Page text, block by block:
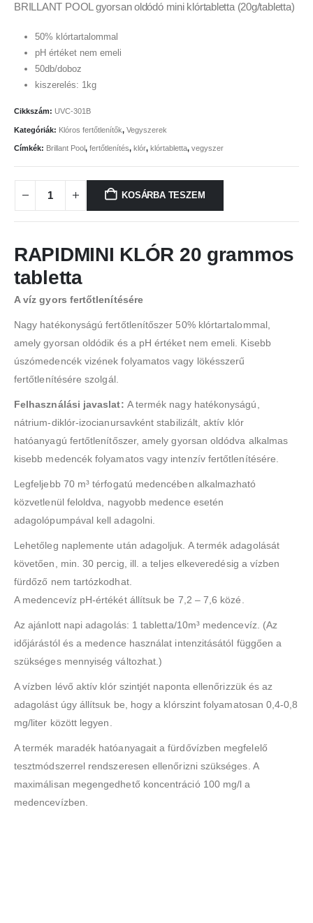
BRILLANT POOL gyorsan oldódó mini klórtabletta (20g/tabletta)
50% klórtartalommal
pH értéket nem emeli
50db/doboz
kiszerelés: 1kg
Cikkszám: UVC-301B
Kategóriák: Klóros fertőtlenítők, Vegyszerek
Címkék: Brillant Pool, fertőtlenítés, klór, klórtabletta, vegyszer
KOSÁRBA TESZEM
RAPIDMINI KLÓR 20 grammos
tabletta
A víz gyors fertőtlenítésére
Nagy hatékonyságú fertőtlenítőszer 50% klórtartalommal,
amely gyorsan oldódik és a pH értéket nem emeli. Kisebb
úszómedencék vizének folyamatos vagy lökésszerű
fertőtlenítésére szolgál.
Felhasználási javaslat: A termék nagy hatékonyságú,
nátrium-diklór-izocianursavként stabilizált, aktív klór
hatóanyagú fertőtlenítőszer, amely gyorsan oldódva alkalmas
kisebb medencék folyamatos vagy intenzív fertőtlenítésére.
Legfeljebb 70 m³ térfogatú medencében alkalmazható
közvetlenül feloldva, nagyobb medence esetén
adagolópumpával kell adagolni.
Lehetőleg naplemente után adagoljuk. A termék adagolását
követően, min. 30 percig, ill. a teljes elkeveredésig a vízben
fürdőző nem tartózkodhat.
A medencevíz pH-értékét állítsuk be 7,2 – 7,6 közé.
Az ajánlott napi adagolás: 1 tabletta/10m³ medencevíz. (Az
időjárástól és a medence használat intenzitásától függően a
szükséges mennyiség változhat.)
A vízben lévő aktív klór szintjét naponta ellenőrizzük és az
adagolást úgy állítsuk be, hogy a klórszint folyamatosan 0,4-0,8
mg/liter között legyen.
A termék maradék hatóanyagait a fürdővízben megfelelő
tesztmódszerrel rendszeresen ellenőrizni szükséges. A
maximálisan megengedhető koncentráció 100 mg/l a
medencevízben.